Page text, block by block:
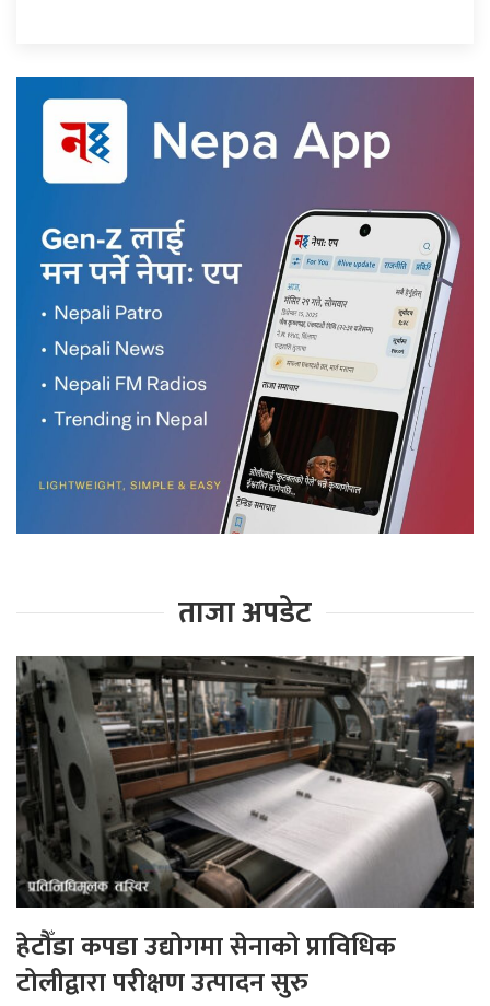
ताजा अपडेट
हेटौँडा कपडा उद्योगमा सेनाको प्राविधिक
टोलीद्वारा परीक्षण उत्पादन सुरु